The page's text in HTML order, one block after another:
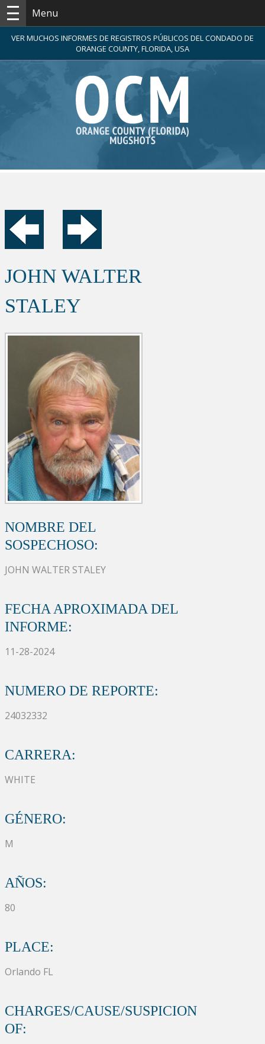
Menu
VER MUCHOS INFORMES DE REGISTROS PÚBLICOS DEL CONDADO DE
ORANGE COUNTY, FLORIDA, USA
JOHN WALTER
STALEY
NOMBRE DEL
SOSPECHOSO:
JOHN WALTER STALEY
FECHA APROXIMADA DEL
INFORME:
11-28-2024
NUMERO DE REPORTE:
24032332
CARRERA:
WHITE
GÉNERO:
M
AÑOS:
80
PLACE:
Orlando FL
CHARGES/CAUSE/SUSPICION
OF: